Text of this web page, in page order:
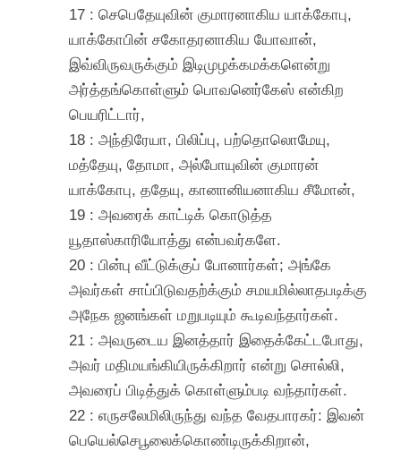
17 : செபெதேயுவின் குமாரனாகிய யாக்கோபு,
யாக்கோபின் சகோதரனாகிய யோவான்,
இவ்விருவருக்கும் இடிமுழக்கமக்களென்று
அர்த்தங்கொள்ளும் பொவனெர்கேஸ் என்கிற
பெயரிட்டார்,
18 : அந்திரேயா, பிலிப்பு, பற்தொலொமேயு,
மத்தேயு, தோமா, அல்போயுவின் குமாரன்
யாக்கோபு, ததேயு, கானானியனாகிய சீமோன்,
19 : அவரைக் காட்டிக் கொடுத்த
யூதாஸ்காரியோத்து என்பவர்களே.
20 : பின்பு வீட்டுக்குப் போனார்கள்; அங்கே
அவர்கள் சாப்பிடுவதற்க்கும் சமயமில்லாதபடிக்கு
அநேக ஜனங்கள் மறுபடியும் கூடிவந்தார்கள்.
21 : அவருடைய இனத்தார் இதைக்கேட்டபோது,
அவர் மதிமயங்கியிருக்கிறார் என்று சொல்லி,
அவரைப் பிடித்துக் கொள்ளும்படி வந்தார்கள்.
22 : எருசலேமிலிருந்து வந்த வேதபாரகர்: இவன்
பெயெல்செபூலைக்கொண்டிருக்கிறான்,